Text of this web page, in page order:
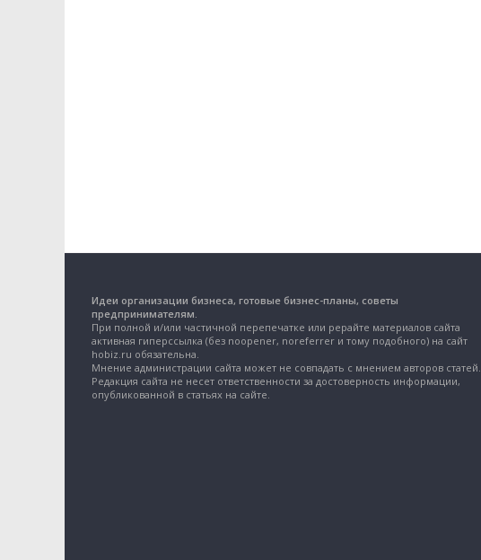
Идеи организации бизнеса, готовые бизнес-планы, советы
предпринимателям.
При полной и/или частичной перепечатке или рерайте материалов сайта
активная гиперссылка (без noopener, noreferrer и тому подобного) на сайт
hobiz.ru обязательна.
Мнение администрации сайта может не совпадать с мнением авторов статей.
Редакция сайта не несет ответственности за достоверность информации,
опубликованной в статьях на сайте.